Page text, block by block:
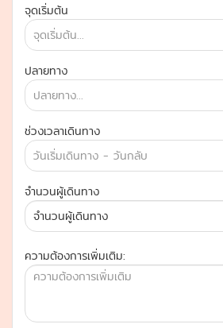
จุดเริ่มต้น
ปลายทาง
ช่วงเวลาเดินทาง
จำนวนผู้เดินทาง
ความต้องการเพิ่มเติม: